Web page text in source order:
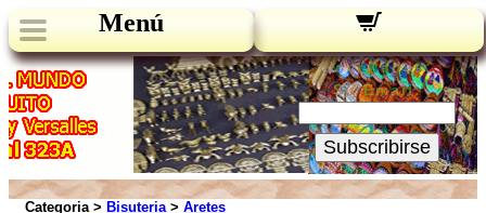
Menú
Novedades:
Su Email:
Subscribirse
Categoria > Bisuteria> Aretes